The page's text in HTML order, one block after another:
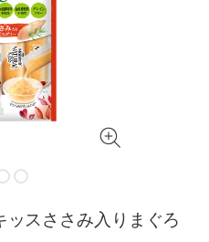
スささみ入りまぐろ